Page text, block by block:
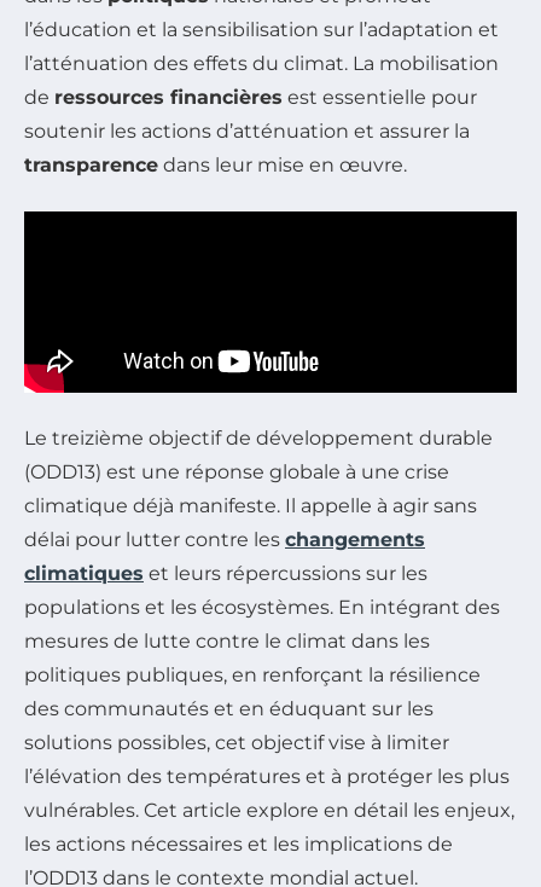
l’éducation et la sensibilisation sur l’adaptation et
l’atténuation des effets du climat. La mobilisation
de ressources financières est essentielle pour
soutenir les actions d’atténuation et assurer la
transparence dans leur mise en œuvre.
Le treizième objectif de développement durable
(ODD13) est une réponse globale à une crise
climatique déjà manifeste. Il appelle à agir sans
délai pour lutter contre les changements
climatiques et leurs répercussions sur les
populations et les écosystèmes. En intégrant des
mesures de lutte contre le climat dans les
politiques publiques, en renforçant la résilience
des communautés et en éduquant sur les
solutions possibles, cet objectif vise à limiter
l’élévation des températures et à protéger les plus
vulnérables. Cet article explore en détail les enjeux,
les actions nécessaires et les implications de
l’ODD13 dans le contexte mondial actuel.